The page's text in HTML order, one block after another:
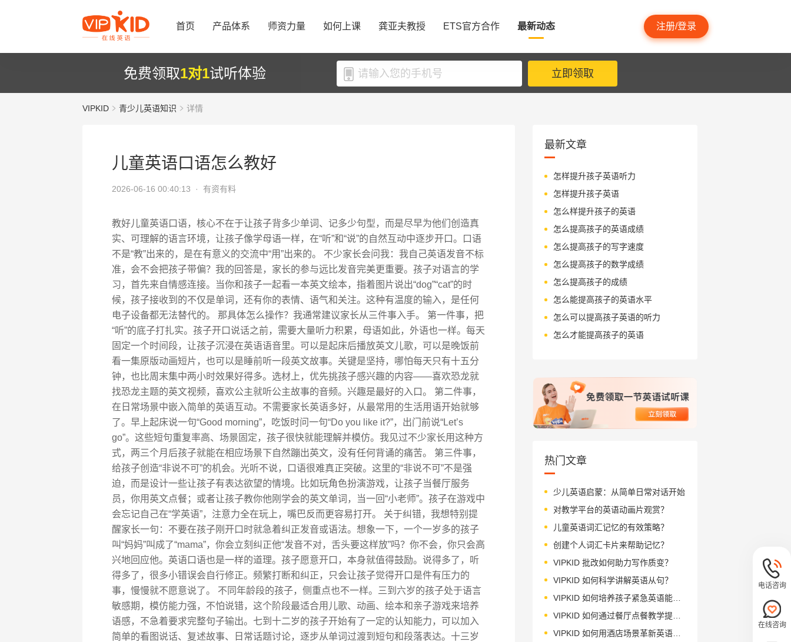
首页 产品体系 师资力量 如何上课 龚亚夫教授 ETS官方合作 最新动态 注册/登录
免费领取1对1试听体验 立即领取
VIPKID 青少儿英语知识 详情
儿童英语口语怎么教好
2026-06-16 00:40:13 · 有资有料
教好儿童英语口语，核心不在于让孩子背多少单词、记多少句型，而是尽早为他们创造真
实、可理解的语言环境，让孩子像学母语一样，在“听”和“说”的自然互动中逐步开口。口语
不是“教”出来的，是在有意义的交流中“用”出来的。 不少家长会问我：我自己英语发音不标
准，会不会把孩子带偏？我的回答是，家长的参与远比发音完美更重要。孩子对语言的学
习，首先来自情感连接。当你和孩子一起看一本英文绘本，指着图片说出“dog”“cat”的时
候，孩子接收到的不仅是单词，还有你的表情、语气和关注。这种有温度的输入，是任何
电子设备都无法替代的。 那具体怎么操作？我通常建议家长从三件事入手。 第一件事，把
“听”的底子打扎实。孩子开口说话之前，需要大量听力积累，母语如此，外语也一样。每天
固定一个时间段，让孩子沉浸在英语语音里。可以是起床后播放英文儿歌，可以是晚饭前
看一集原版动画短片，也可以是睡前听一段英文故事。关键是坚持，哪怕每天只有十五分
钟，也比周末集中两小时效果好得多。选材上，优先挑孩子感兴趣的内容——喜欢恐龙就
找恐龙主题的英文视频，喜欢公主就听公主故事的音频。兴趣是最好的入口。 第二件事，
在日常场景中嵌入简单的英语互动。不需要家长英语多好，从最常用的生活用语开始就够
了。早上起床说一句“Good morning”，吃饭时问一句“Do you like it?”，出门前说“Let’s
go”。这些短句重复率高、场景固定，孩子很快就能理解并模仿。我见过不少家长用这种方
式，两三个月后孩子就能在相应场景下自然蹦出英文，没有任何背诵的痛苦。 第三件事，
给孩子创造“非说不可”的机会。光听不说，口语很难真正突破。这里的“非说不可”不是强
迫，而是设计一些让孩子有表达欲望的情境。比如玩角色扮演游戏，让孩子当餐厅服务
员，你用英文点餐；或者让孩子教你他刚学会的英文单词，当一回“小老师”。孩子在游戏中
会忘记自己在“学英语”，注意力全在玩上，嘴巴反而更容易打开。 关于纠错，我想特别提
醒家长一句：不要在孩子刚开口时就急着纠正发音或语法。想象一下，一个一岁多的孩子
叫“妈妈”叫成了“mama”，你会立刻纠正他“发音不对，舌头要这样放”吗？你不会，你只会高
兴地回应他。英语口语也是一样的道理。孩子愿意开口，本身就值得鼓励。说得多了，听
得多了，很多小错误会自行修正。频繁打断和纠正，只会让孩子觉得开口是件有压力的
事，慢慢就不愿意说了。 不同年龄段的孩子，侧重点也不一样。三到六岁的孩子处于语言
敏感期，模仿能力强，不怕说错，这个阶段最适合用儿歌、动画、绘本和亲子游戏来培养
语感，不急着要求完整句子输出。七到十二岁的孩子开始有了一定的认知能力，可以加入
简单的看图说话、复述故事、日常话题讨论，逐步从单词过渡到短句和段落表达。十三岁
最新文章
怎样提升孩子英语听力
怎样提升孩子英语
怎么样提升孩子的英语
怎么提高孩子的英语成绩
怎么提高孩子的写字速度
怎么提高孩子的数学成绩
怎么提高孩子的成绩
怎么能提高孩子的英语水平
怎么可以提高孩子英语的听力
怎么才能提高孩子的英语
热门文章
少儿英语启蒙：从简单日常对话开始
对教学平台的英语动画片观赏？
儿童英语词汇记忆的有效策略？
创建个人词汇卡片来帮助记忆？
VIPKID 批改如何助力写作质变？
VIPKID 如何科学讲解英语从句？
VIPKID 如何培养孩子紧急英语能力？
VIPKID 如何通过餐厅点餐教学提升少儿英语应用能力？
VIPKID 如何用酒店场景革新英语教学？
电话咨询
在线咨询